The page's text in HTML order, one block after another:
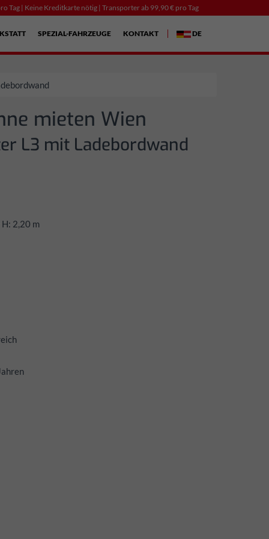
Tag | Keine Kreditkarte nötig | Transporter ab 99,90 € pro Tag
SPEZIAL-FAHRZEUGE KONTAKT DE
mieten Wien
L3 mit Ladebordwand
H: 2,20 m